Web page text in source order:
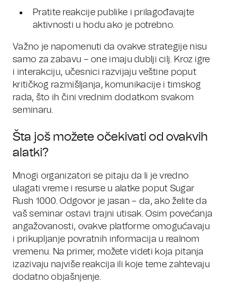
Pratite reakcije publike i prilagođavajte
aktivnosti u hodu ako je potrebno.
Važno je napomenuti da ovakve strategije nisu
samo za zabavu – one imaju dublji cilj. Kroz igre
i interakciju, učesnici razvijaju veštine poput
kritičkog razmišljanja, komunikacije i timskog
rada, što ih čini vrednim dodatkom svakom
seminaru.
Šta još možete očekivati od ovakvih
alatki?
Mnogi organizatori se pitaju da li je vredno
ulagati vreme i resurse u alatke poput Sugar
Rush 1000. Odgovor je jasan – da, ako želite da
vaš seminar ostavi trajni utisak. Osim povećanja
angažovanosti, ovakve platforme omogućavaju
i prikupljanje povratnih informacija u realnom
vremenu. Na primer, možete videti koja pitanja
izazivaju najviše reakcija ili koje teme zahtevaju
dodatno objašnjenje.